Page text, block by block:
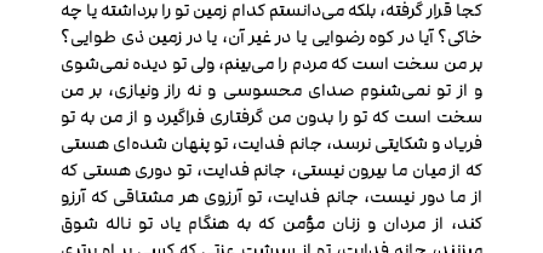
کجا قرار گرفته، بلکه می‌دانستم کدام زمین تو را برداشته یا چه
خاکی؟ آیا در کوه رضوایی یا در غیر آن، یا در زمین ذی طوایی؟
بر من سخت است که مردم را می‌بینم، ولی تو دیده نمی‌شوی
و از تو نمی‌شنوم صدای محسوسی و نه راز ونیازی، بر من
سخت است که تو را بدون من گرفتاری فراگیرد و از من به تو
فریاد و شکایتی نرسد، جانم فدایت، تو پنهان شده‌ای هستی
که از میان ما بیرون نیستی، جانم فدایت، تو دوری هستی که
از ما دور نیست، جانم فدایت، تو آرزوی هر مشتاقی که آرزو
کند، از مردان و زنان مؤمن که به هنگام یاد تو ناله شوق